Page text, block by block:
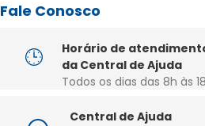
Fale Conosco
Horário de
da Central de Ajuda
Todos os dias das 8h às
Central de Ajuda